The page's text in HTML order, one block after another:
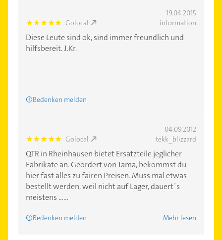
19.04.2015
5.0 Golocal information
Diese Leute sind ok, sind immer freundlich und
hilfsbereit. J.Kr.
Bedenken melden
04.09.2012
5.0 Golocal tekk_blizzard
QTR in Rheinhausen bietet Ersatzteile jeglicher
Fabrikate an. Geordert von Jama, bekommst du
hier fast alles zu fairen Preisen. Muss mal etwas
bestellt werden, weil nicht auf Lager, dauert´s
meistens ......
Bedenken melden Mehr lesen